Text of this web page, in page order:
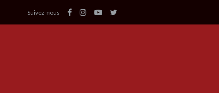
Suivez-nous